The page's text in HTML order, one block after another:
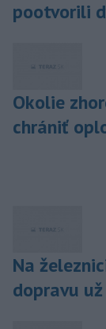
pootvorili
Okolie
chrániť
Na
dopravu